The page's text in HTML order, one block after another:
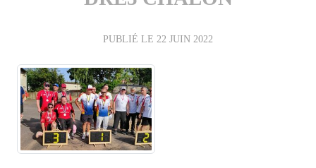
PUBLIÉ LE 22 JUIN 2022